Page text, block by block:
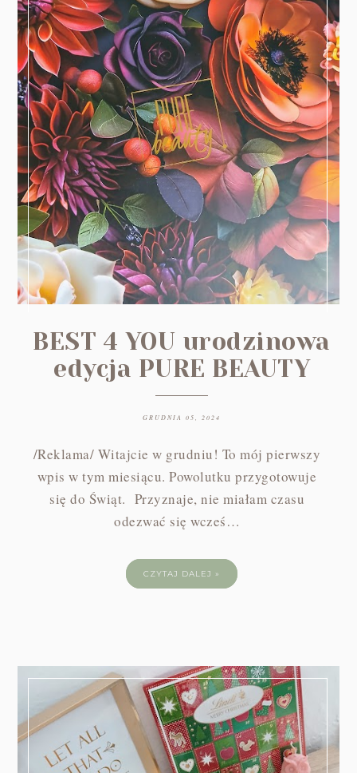
BEST 4 YOU urodzinowa
edycja PURE BEAUTY
GRUDNIA 05, 2024
/Reklama/ Witajcie w grudniu! To mój pierwszy
wpis w tym miesiącu. Powolutku przygotowuje
się do Świąt. Przyznaje, nie miałam czasu
odezwać się wcześ…
CZYTAJ DALEJ »